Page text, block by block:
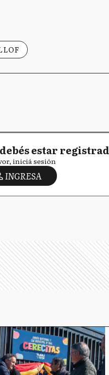
estar
iniciá sesión
INGRESA